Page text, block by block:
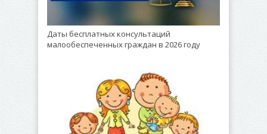
Даты бесплатных консультаций
малообеспеченных граждан в 2026 году